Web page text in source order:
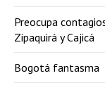
Preocupa
Zipaquirá y Cajicá
Bogotá fantasma